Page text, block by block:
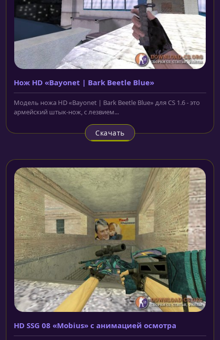
Нож HD «Bayonet | Bark Beetle Blue»
Модель ножа HD «Bayonet | Bark Beetle Blue» для CS 1.6 - это
армейский штык-нож, с лезвием...
Скачать
HD SSG 08 «Mobius» с анимацией осмотра